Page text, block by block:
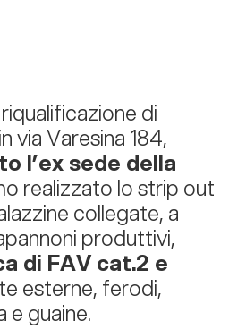
di
via Varesina 184,
l’ex sede della
realizzato lo strip out
collegate, a
produttivi,
di FAV cat.2 e
esterne, ferodi,
e guaine.